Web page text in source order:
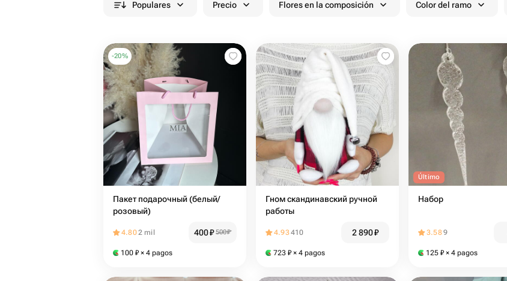
Populares Precio Flores en la composición Color del ramo
-20%
Пакет подарочный (белый/
розовый)
4.802 mil 400₽ 500₽
100 ₽ × 4 pagos
Гном скандинавский ручной
работы
4.93410 2 890₽
723 ₽ × 4 pagos
Último
Набор
3.589
125 ₽ × 4 pagos